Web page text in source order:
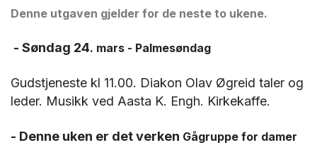
Denne utgaven gjelder for de neste to ukene.
- Søndag 24. mars - Palmesøndag
Gudstjeneste kl 11.00. Diakon Olav Øgreid taler og
leder. Musikk ved Aasta K. Engh. Kirkekaffe.
- Denne uken er det verken Gågruppe for damer